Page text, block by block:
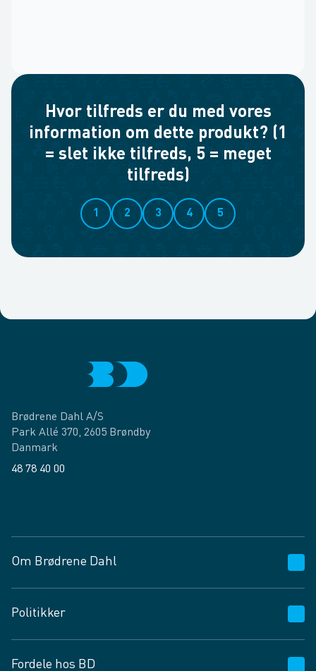
Hvor tilfreds er du med vores
information om dette produkt? (1
= slet ikke tilfreds, 5 = meget
tilfreds)
1 2 3 4 5
Brødrene Dahl A/S
Park Allé 370, 2605 Brøndby
Danmark
48 78 40 00
Om Brødrene Dahl
Vagttelefon 30 10 89 89
Spørgsmål og svar
Job og karriere
Politikker
Fordele hos BD